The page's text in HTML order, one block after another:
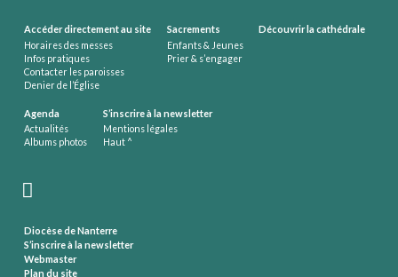
Accéder directement au site
Horaires des messes
Infos pratiques
Contacter les paroisses
Denier de l’Église
Sacrements
Enfants & Jeunes
Prier & s’engager
Découvrir la cathédrale
Agenda
Actualités
Albums photos
S’inscrire à la newsletter
Mentions légales
Haut ^
Diocèse de Nanterre
S’inscrire à la newsletter
Webmaster
Plan du site